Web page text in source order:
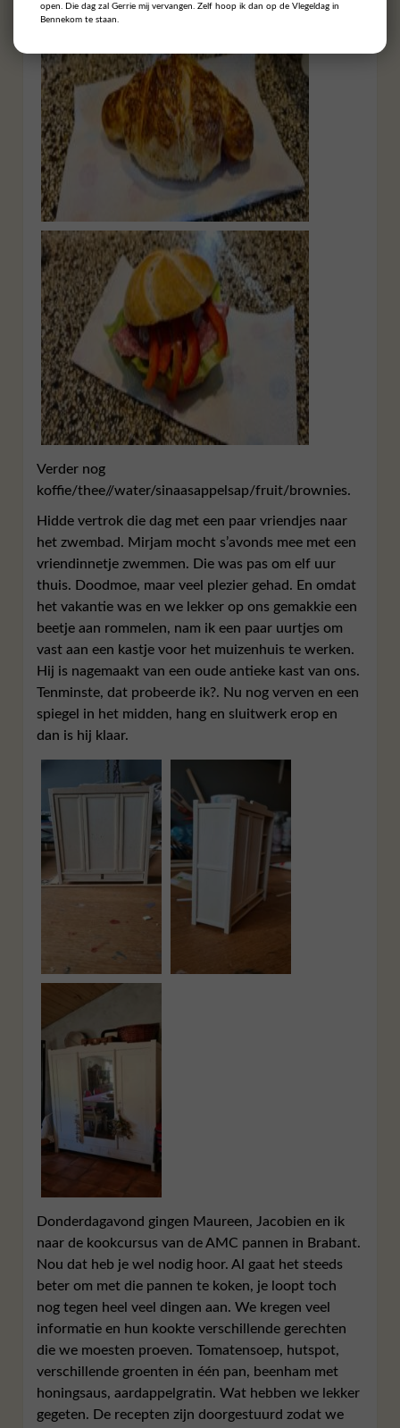
Verder nog
koffie/thee//water/sinaasappelsap/fruit/brownies.
Hidde vertrok die dag met een paar vriendjes naar
het zwembad. Mirjam mocht s’avonds mee met een
vriendinnetje zwemmen. Die was pas om elf uur
thuis. Doodmoe, maar veel plezier gehad. En omdat
het vakantie was en we lekker op ons gemakkie een
beetje aan rommelen, nam ik een paar uurtjes om
vast aan een kastje voor het muizenhuis te werken.
Hij is nagemaakt van een oude antieke kast van ons.
Tenminste, dat probeerde ik?. Nu nog verven en een
spiegel in het midden, hang en sluitwerk erop en
dan is hij klaar.
Donderdagavond gingen Maureen, Jacobien en ik
naar de kookcursus van de AMC pannen in Brabant.
Nou dat heb je wel nodig hoor. Al gaat het steeds
beter om met die pannen te koken, je loopt toch
nog tegen heel veel dingen aan. We kregen veel
informatie en hun kookte verschillende gerechten
die we moesten proeven. Tomatensoep, hutspot,
verschillende groenten in één pan, beenham met
honingsaus, aardappelgratin. Wat hebben we lekker
gegeten. De recepten zijn doorgestuurd zodat we
open. Die dag zal Gerrie mij vervangen. Zelf hoop ik dan op de Vlegeldag in
Bennekom te staan.